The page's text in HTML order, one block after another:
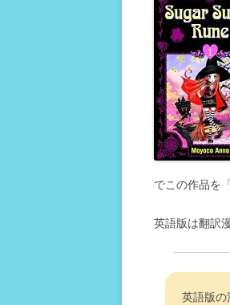
でこの作品を
英語版は翻訳
英語版の